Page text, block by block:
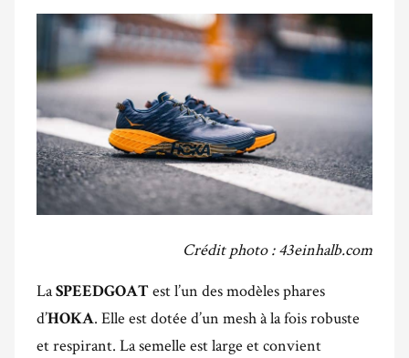
Crédit photo : 43einhalb.com
LaSPEEDGOAT est l’un des modèles phares
d’HOKA. Elle est dotée d’un mesh à la fois robuste
et respirant. La semelle est large et convient